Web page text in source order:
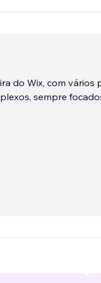
do Wix, com vários
sempre